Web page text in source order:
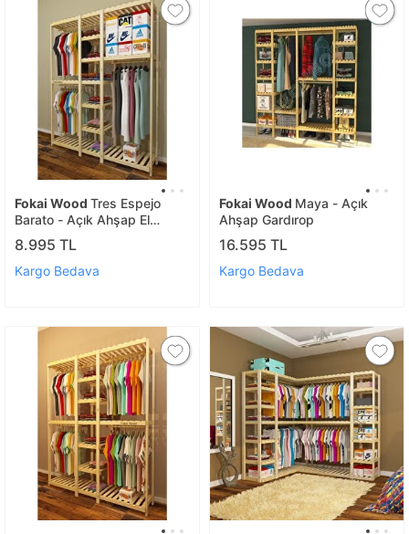
Fokai Wood Tres Espejo
Barato - Açık Ahşap El
Yapımı Elbise Dolabı
8.995 TL
Kargo Bedava
Fokai Wood Maya - Açık
Ahşap Gardırop
16.595 TL
Kargo Bedava